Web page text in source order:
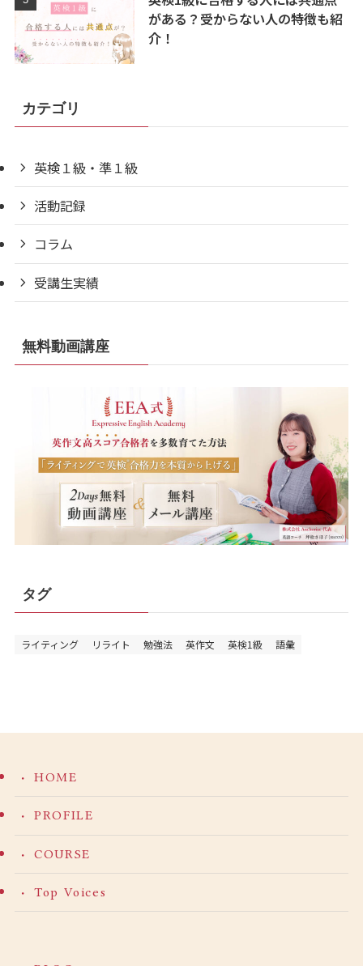
がある？受からない人の特徴も紹
介！
カテゴリ
英検１級・準１級
活動記録
コラム
受講生実績
無料動画講座
タグ
ライティング リライト 勉強法 英作文 英検1級 語彙
HOME
PROFILE
COURSE
Top Voices